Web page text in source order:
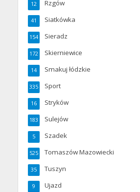
Rzgów
12
Siatkówka
41
Sieradz
154
Skierniewice
172
Smakuj łódzkie
14
Sport
335
Stryków
16
Sulejów
183
Szadek
5
Tomaszów Mazowiecki
525
Tuszyn
35
Ujazd
9